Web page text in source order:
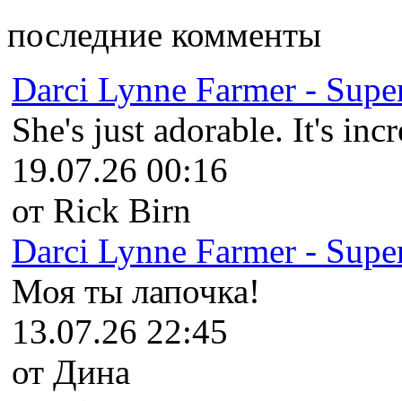
последние комменты
Darci Lynne Farmer -
She's just adorable. It's
19.07.26 00:16
от Rick Birn
Darci Lynne Farmer -
Моя ты лапочка!
13.07.26 22:45
от Дина